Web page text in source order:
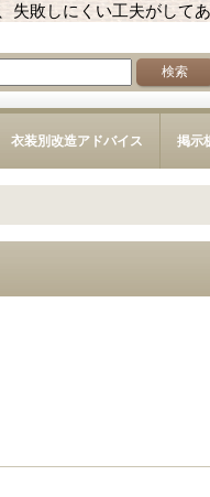
失敗しにくい工夫がして
衣装別改造アドバイス 掲示